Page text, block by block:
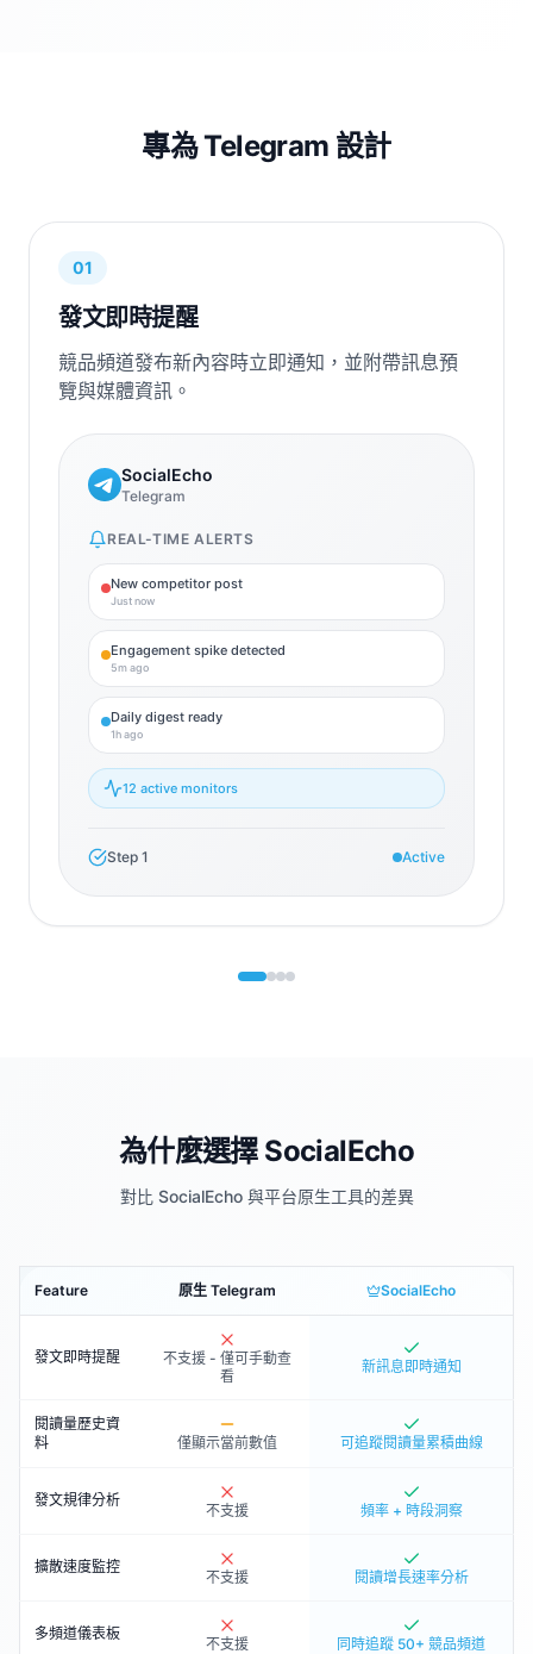
專為 Telegram 設計
01
發文即時提醒
競品頻道發布新內容時立即通知，並附帶訊息預
覽與媒體資訊。
SocialEcho
Telegram
REAL-TIME ALERTS
New competitor post
Just now
Engagement spike detected
5m ago
Daily digest ready
1h ago
12 active monitors
Step 1 Active
為什麼選擇 SocialEcho
對比 SocialEcho 與平台原生工具的差異
Feature 原生 Telegram SocialEcho
發文即時提醒
不支援 - 僅可手動查
看
新訊息即時通知
閱讀量歷史資
料
僅顯示當前數值 可追蹤閱讀量累積曲線
發文規律分析
不支援 頻率 + 時段洞察
擴散速度監控
不支援 閱讀增長速率分析
多頻道儀表板
不支援 同時追蹤 50+ 競品頻道